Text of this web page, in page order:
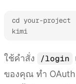
cd your-project
kimi
ใช้คำสั่ง /login
ของคุณ ทำ